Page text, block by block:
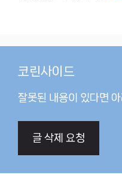
코린사이드
잘못된 내용이 있다면
글 삭제 요청